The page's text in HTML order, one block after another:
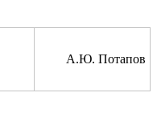
А.Ю. Потапов